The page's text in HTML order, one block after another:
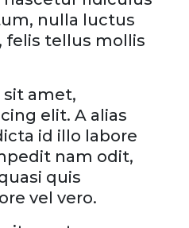
nulla luctus
felis tellus mollis
amet,
elit. A alias
id illo labore
nam odit,
quis
vel vero.